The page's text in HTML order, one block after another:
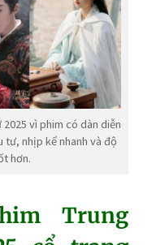
vì phim có dàn diễn
tư, nhịp kể nhanh và độ
hơn.
Trung